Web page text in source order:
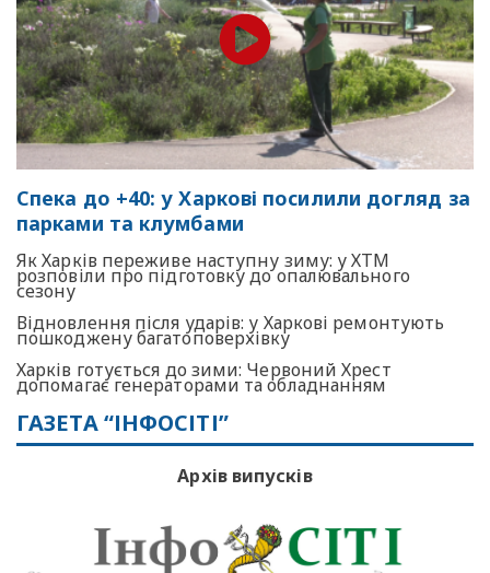
Спека до +40: у Харкові посилили догляд за
парками та клумбами
Як Харків переживе наступну зиму: у ХТМ
розповіли про підготовку до опалювального
сезону
Відновлення після ударів: у Харкові ремонтують
пошкоджену багатоповерхівку
Харків готується до зими: Червоний Хрест
допомагає генераторами та обладнанням
ГАЗЕТА “ІНФОСІТІ”
Архів випусків